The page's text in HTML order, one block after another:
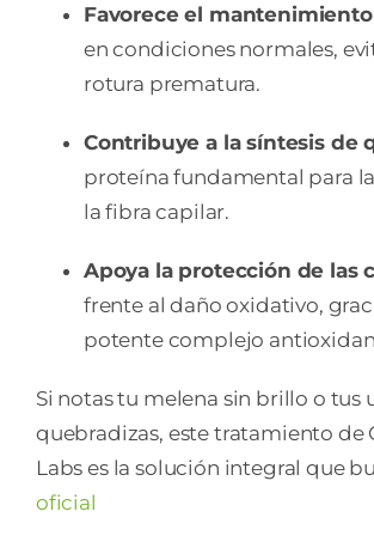
Favorece el mantenimiento
en condiciones normales,
rotura prematura.
Contribuye a la síntesis de
proteína fundamental para
la fibra capilar.
Apoya la protección de las
frente al daño oxidativo,
potente complejo
Si notas tu melena sin brillo o tus
quebradizas, este tratamiento de
Labs es la solución integral que
oficial